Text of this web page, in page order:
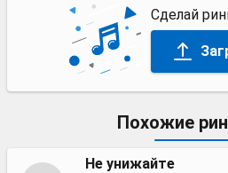
Сделай
Похожие
Не унижайте